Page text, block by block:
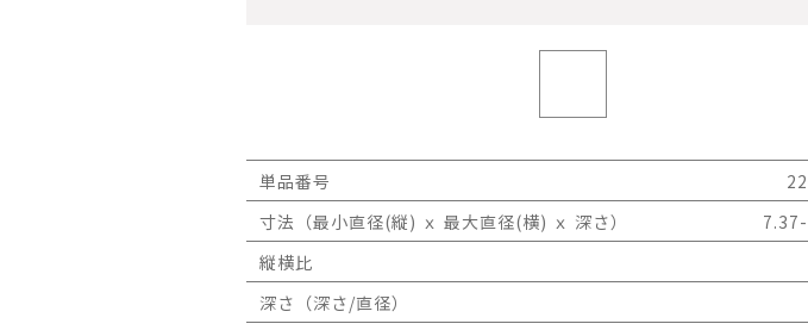
単品番号
寸法（最小直径(縦) ｘ 最大直径(横) ｘ 深さ）
縦横比
深さ（深さ/直径）